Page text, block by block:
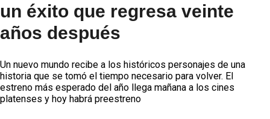
un éxito que regresa veinte
años después
Un nuevo mundo recibe a los históricos personajes de una
historia que se tomó el tiempo necesario para volver. El
estreno más esperado del año llega mañana a los cines
platenses y hoy habrá preestreno